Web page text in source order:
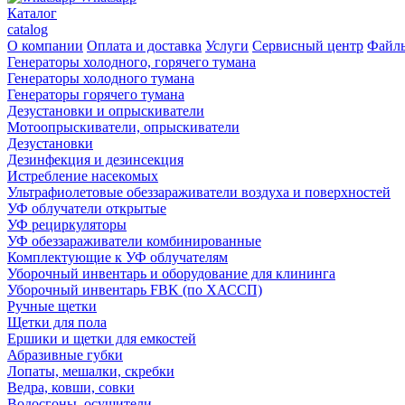
Каталог
catalog
О компании Оплата и доставка Услуги Сервисный центр
Генераторы холодного, горячего тумана
Генераторы холодного тумана
Генераторы горячего тумана
Дезустановки и опрыскиватели
Мотоопрыскиватели, опрыскиватели
Дезустановки
Дезинфекция и дезинсекция
Истребление насекомых
Ультрафиолетовые обеззараживатели воздуха и поверхностей
УФ облучатели открытые
УФ рециркуляторы
УФ обеззараживатели комбинированные
Комплектующие к УФ облучателям
Уборочный инвентарь и оборудование для клининга
Уборочный инвентарь FBK (по ХАССП)
Ручные щетки
Щетки для пола
Ершики и щетки для емкостей
Абразивные губки
Лопаты, мешалки, скребки
Ведра, ковши, совки